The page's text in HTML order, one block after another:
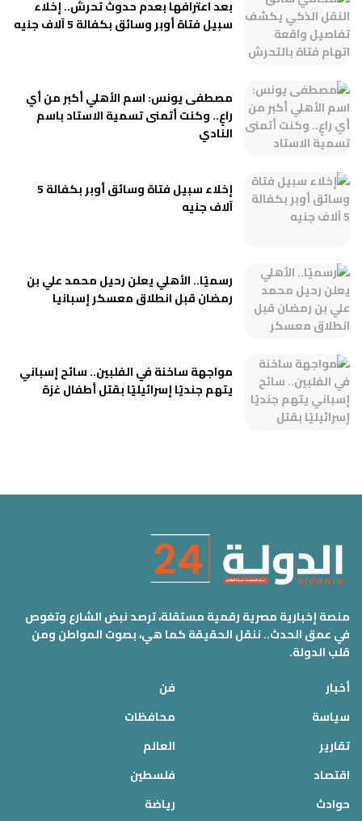
بعد اعترافها بعدم حدوث تحرش.. إخلاء
سبيل فتاة أوبر وسائق بكفالة 5 آلاف جنيه
مصطفى يونس: اسم الأهلي أكبر من أي
راعٍ.. وكنت أتمنى تسمية الاستاد باسم
النادي
إخلاء سبيل فتاة وسائق أوبر بكفالة 5
آلاف جنيه
رسميًا.. الأهلي يعلن رحيل محمد علي بن
رمضان قبل انطلاق معسكر إسبانيا
مواجهة ساخنة في الفلبين.. سائح إسباني
يتهم جنديًا إسرائيليًا بقتل أطفال غزة
منصة إخبارية مصرية رقمية مستقلة، ترصد نبض الشارع وتغوص
في عمق الحدث.. ننقل الحقيقة كما هي، بصوت المواطن ومن
قلب الدولة.
أخبار
سياسة
تقارير
اقتصاد
حوادث
فن
محافظات
العالم
فلسطين
رياضة